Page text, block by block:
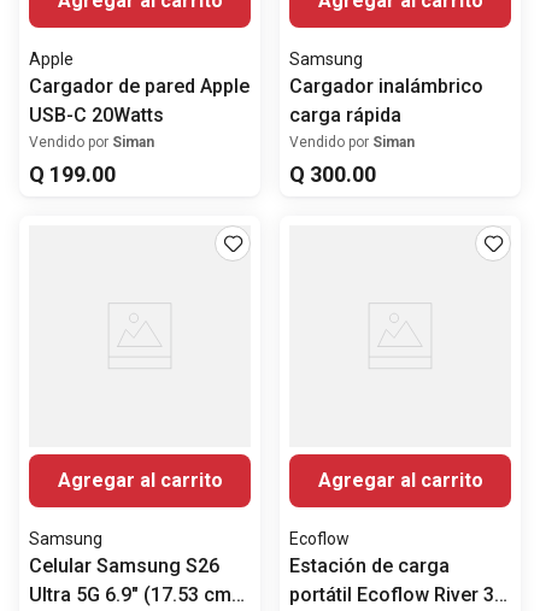
Apple
Cargador de pared Apple
USB-C 20Watts
Vendido por Siman
Q 199.00
Samsung
Cargador inalámbrico
carga rápida
Vendido por Siman
Q 300.00
Agregar al carrito
Samsung
Celular Samsung S26
Ultra 5G 6.9" (17.53 cm)
Agregar al carrito
Ecoflow
Estación de carga
portátil Ecoflow River 3